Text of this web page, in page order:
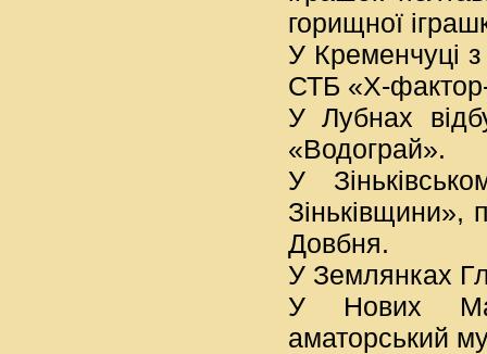
горищної
У Кременчуці
СТБ «Х-
У Лубнах
«Водограй».
У
Зіньківщини»,
Довбня.
У Землянках
У Нових
аматорський